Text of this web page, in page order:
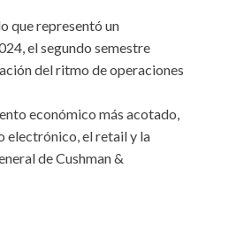
que representó un
el segundo semestre
del ritmo de operaciones
económico más acotado,
electrónico, el retail y la
de Cushman &